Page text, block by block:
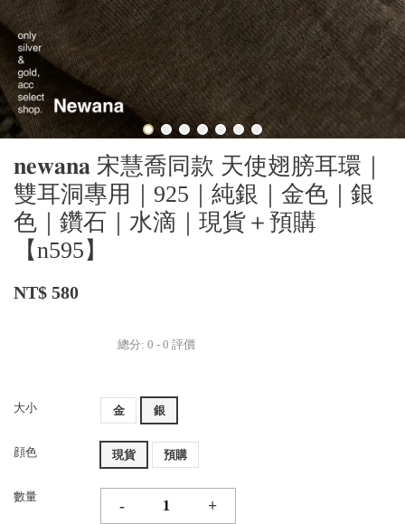
𝐧𝐞𝐰𝐚𝐧𝐚 宋慧喬同款 天使翅膀耳環｜
雙耳洞專用｜925｜純銀｜金色｜銀
色｜鑽石｜水滴｜現貨＋預購
【n595】
NT$ 580
總分: 0 - 0 評價
大小 金 銀
顔色 現貨 預購
數量
- +